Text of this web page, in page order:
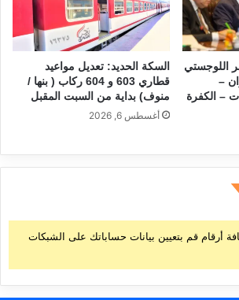
اللوجستي
–
– الكفرة
السكة الحديد: تعديل مواعيد
قطاري 603 و 604 ركاب ( بنها /
منوف) بداية من السبت المقبل
أغسطس 6, 2026
أرقام قم بتعيين بيانات حساباتك على الشبكات